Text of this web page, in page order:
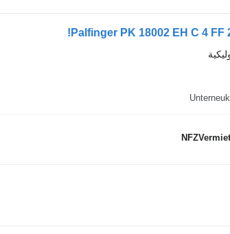
Palfinger PK 18002 EH C 4 FF